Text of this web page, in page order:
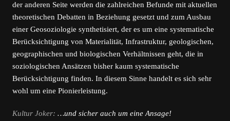
der anderen Seite werden die zahlreichen Befunde mit aktuellen
theoretischen Debatten in Beziehung gesetzt und zum Ausbau
einer Geosoziologie synthetisiert, der es um eine systematische
Berücksichtigung von Materialität, Infrastruktur, geologischen,
geographischen und biologischen Verhältnissen geht, die in
soziologischen Ansätzen bisher kaum systematische
Berücksichtigung finden. In diesem Sinne handelt es sich sehr
wohl um eine Pionierleistung.
Kultur Joker: …und sicher auch um eine Ansage!